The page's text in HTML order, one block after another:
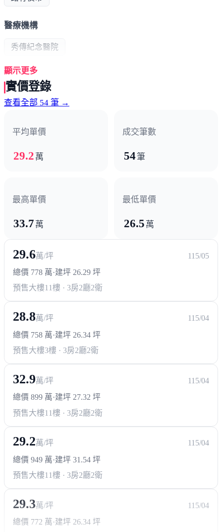
醫療機構
秀傳紀念醫院
政府機構
顯示更多
實價登錄
查看全部 54 筆 →
平均單價
29.2 萬
成交筆數
54筆
最高單價
33.7 萬
最低單價
26.5 萬
29.6萬/坪
115/05
總價 778 萬·建坪 26.29 坪
預售大樓11樓 · 3房2廳2衛
28.8萬/坪
115/04
總價 758 萬·建坪 26.34 坪
預售大樓3樓 · 3房2廳2衛
32.9萬/坪
115/04
總價 899 萬·建坪 27.32 坪
預售大樓11樓 · 3房2廳2衛
29.2萬/坪
115/04
總價 949 萬·建坪 31.54 坪
預售大樓11樓 · 3房2廳2衛
29.3萬/坪
115/04
總價 772 萬 ·建坪 26.34 坪